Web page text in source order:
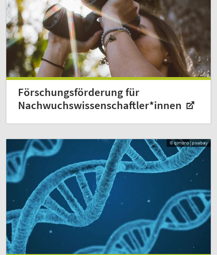
Förschungs­förderung für
Nachwuchs­wissenschaft­ler*innen
© qimono | pixabay